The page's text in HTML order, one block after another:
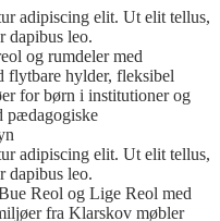
adipiscing elit. Ut elit tellus,
dapibus leo.
adipiscing elit. Ut elit tellus,
dapibus leo.